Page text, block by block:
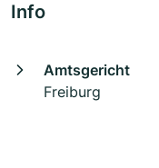
Info
Amtsgericht
Freiburg